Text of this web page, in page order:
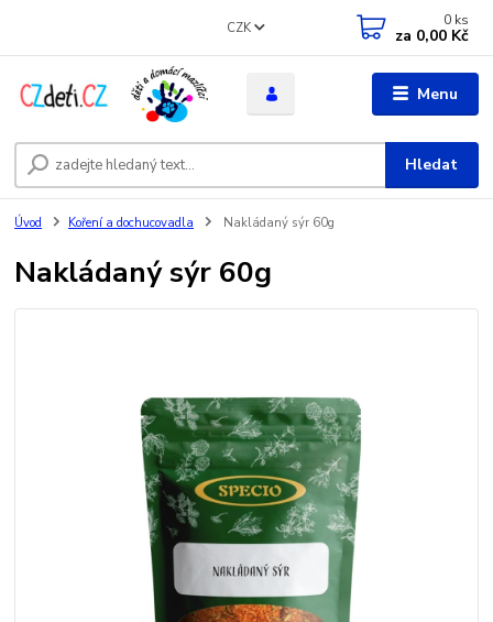
Menu
CZK
Hledat
0 ks
za 0,00 Kč
Úvod Koření a dochucovadla Nakládaný sýr 60g
Nakládaný sýr 60g